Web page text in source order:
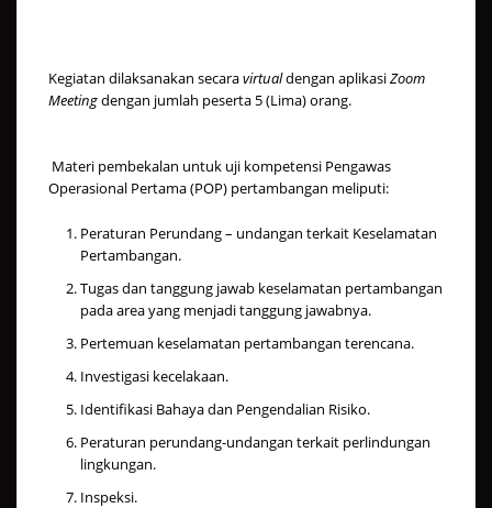
Kegiatan dilaksanakan secaravirtualdengan aplikasiZoom
Meetingdengan jumlah peserta 5 (Lima) orang.
Materi pembekalan untuk uji kompetensi Pengawas
Operasional Pertama (POP) pertambangan meliputi:
Peraturan Perundang – undangan terkait Keselamatan
Pertambangan.
Tugas dan tanggung jawab keselamatan pertambangan
pada area yang menjadi tanggung jawabnya.
Pertemuan keselamatan pertambangan terencana.
Investigasi kecelakaan.
Identifikasi Bahaya dan Pengendalian Risiko.
Peraturan perundang-undangan terkait perlindungan
lingkungan.
Inspeksi.